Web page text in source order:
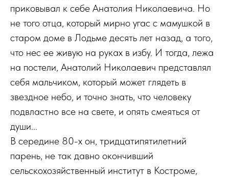
приковывал к себе Анатолия Николаевича. Но
не того отца, который мирно угас с мамушкой в
старом доме в Лодьме десять лет назад, а того,
что нес ее живую на руках в избу. И тогда, лежа
на постели, Анатолий Николаевич представлял
себя мальчиком, который может глядеть в
звездное небо, и точно знать, что человеку
подвластно все на свете, и опять смеяться от
души...
В середине 80-х он, тридцатипятилетний
парень, не так давно окончивший
сельскохозяйственный институт в Костроме,